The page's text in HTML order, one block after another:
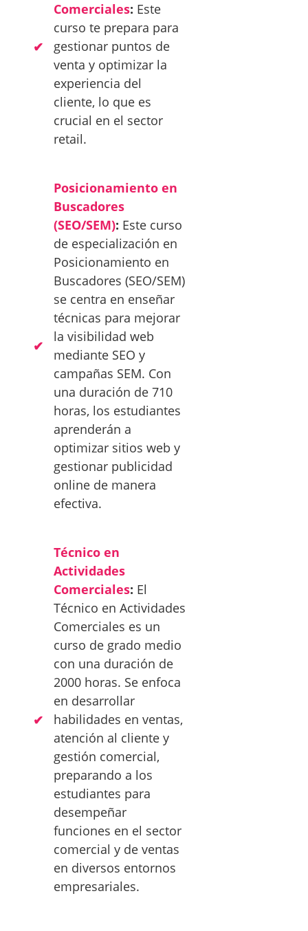
Comerciales: Este
curso te prepara para
gestionar puntos de
venta y optimizar la
experiencia del
cliente, lo que es
crucial en el sector
retail.
Posicionamiento en
Buscadores
(SEO/SEM): Este curso
de especialización en
Posicionamiento en
Buscadores (SEO/SEM)
se centra en enseñar
técnicas para mejorar
la visibilidad web
mediante SEO y
campañas SEM. Con
una duración de 710
horas, los estudiantes
aprenderán a
optimizar sitios web y
gestionar publicidad
online de manera
efectiva.
Técnico en
Actividades
Comerciales: El
Técnico en Actividades
Comerciales es un
curso de grado medio
con una duración de
2000 horas. Se enfoca
en desarrollar
habilidades en ventas,
atención al cliente y
gestión comercial,
preparando a los
estudiantes para
desempeñar
funciones en el sector
comercial y de ventas
en diversos entornos
empresariales.